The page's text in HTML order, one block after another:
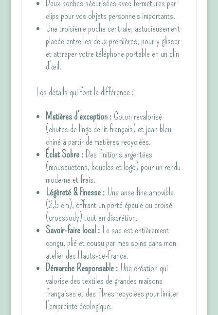
Deux poches sécurisées avec fermetures par
clips pour vos objets personnels importants.
Une troisième poche centrale, astucieusement
placée entre les deux premières, pour y glisser
et attraper votre téléphone portable en un clin
d’œil.
Les détails qui font la différence :
Matières d’exception : Coton revalorisé
(chutes de linge de lit français) et jean bleu
chiné à partir de matières recyclées.
Éclat Sobre : Des finitions argentées
(mousquetons, boucles et logo) pour un rendu
moderne et frais.
Légèreté & Finesse : Une anse fine amovible
(2,5 cm), offrant un porté épaule ou croisé
(crossbody) tout en discrétion.
Savoir-faire local : Le sac est entièrement
conçu, plié et cousu par mes soins dans mon
atelier des Hauts-de-France.
Démarche Responsable : Une création qui
valorise des textiles de grandes maisons
françaises et des fibres recyclées pour limiter
l’empreinte écologique.